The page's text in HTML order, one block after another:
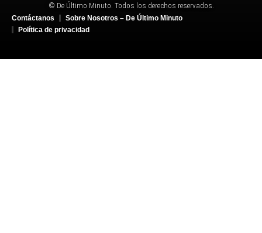
© De Último Minuto. Todos los derechos reservados.
Contáctanos
Sobre Nosotros – De Último Minuto
Política de privacidad